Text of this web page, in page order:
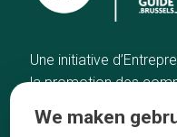
Une initiative
la promotion des
Home
We maken